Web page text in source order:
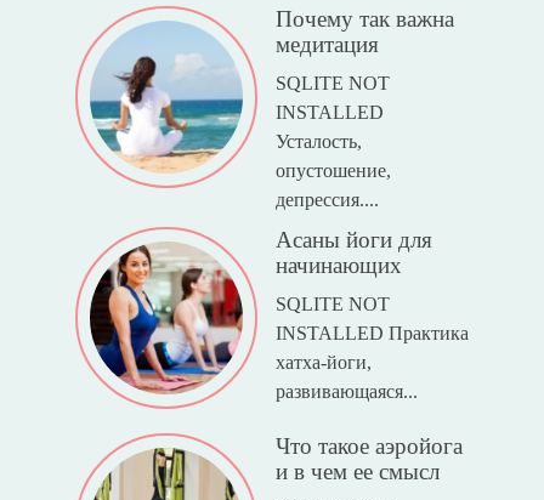
Почему так важна
медитация
SQLITE NOT
INSTALLED
Усталость,
опустошение,
депрессия....
Асаны йоги для
начинающих
SQLITE NOT
INSTALLED Практика
хатха-йоги,
развивающаяся...
Что такое аэройога
и в чем ее смысл